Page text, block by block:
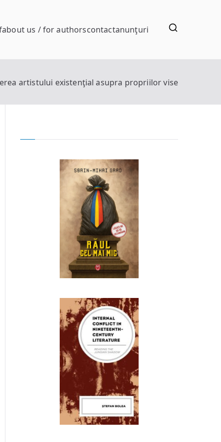
about us / for authorscontactanunţuri
artistului existenţial asupra propriilor vise